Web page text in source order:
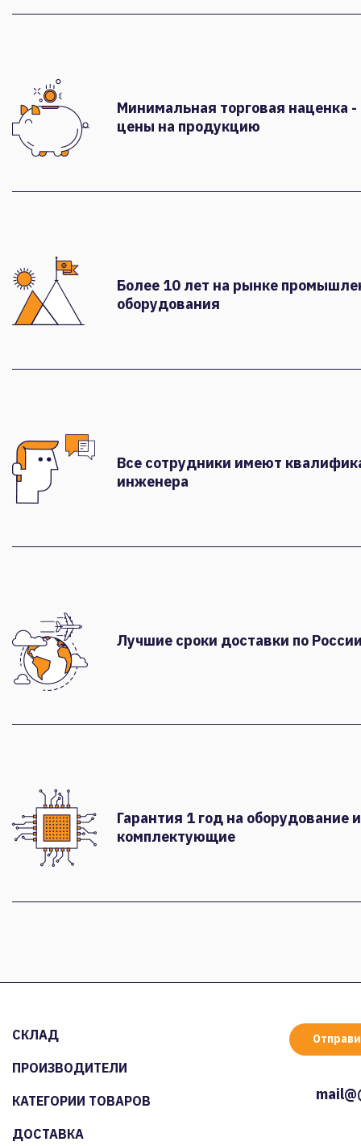
Минимальная торговая наценка
цены на продукцию
Более 10 лет на рынке
оборудования
Все сотрудники имеют
инженера
Лучшие сроки доставки по
Гарантия 1 год на оборудование и
комплектующие
СКЛАД
ПРОИЗВОДИТЕЛИ
КАТЕГОРИИ ТОВАРОВ
ДОСТАВКА